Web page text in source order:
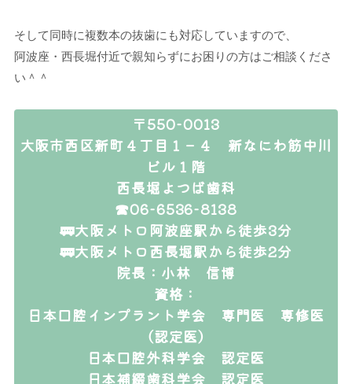
そして同時に複数本の抜歯にも対応していますので、
阿波座・西長堀付近で親知らずにお困りの方はご相談くださ
い＾＾
〒550-0013
大阪市西区新町４丁目１－４ 新なにわ筋中川
ビル１階
西長堀よつば歯科
☎06-6536-8138
🚃大阪メトロ阿波座駅から徒歩3分
🚃大阪メトロ西長堀駅から徒歩2分
院長：小林 信博
資格：
日本口腔インプラント学会 専門医 専修医
（認定医）
日本口腔外科学会 認定医
日本補綴歯科学会 認定医